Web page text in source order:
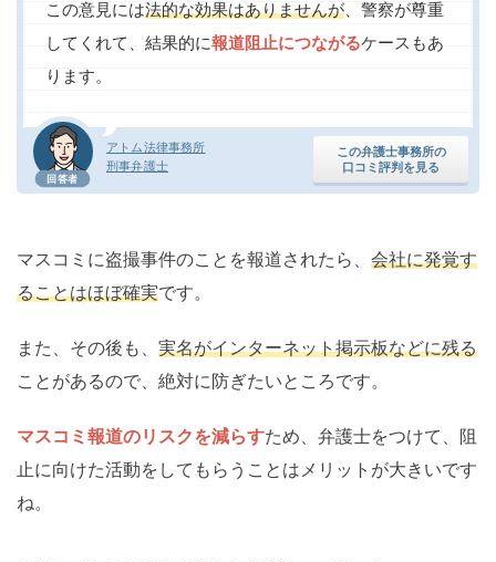
回答者
アトム法律事務所
刑事弁護士
この弁護士事務所の
口コミ評判を見る
この意見には法的な効果はありませんが、警察が尊重
してくれて、結果的に報道阻止につながるケースもあ
ります。
マスコミに盗撮事件のことを報道されたら、 会社に発覚す
ることはほぼ確実です。
また、その後も、 実名がインターネット掲示板などに残る
ことがあるので、絶対に防ぎたいところです。
マスコミ報道のリスクを減らすため、弁護士をつけて、阻
止に向けた活動をしてもらうことはメリットが大きいです
ね。